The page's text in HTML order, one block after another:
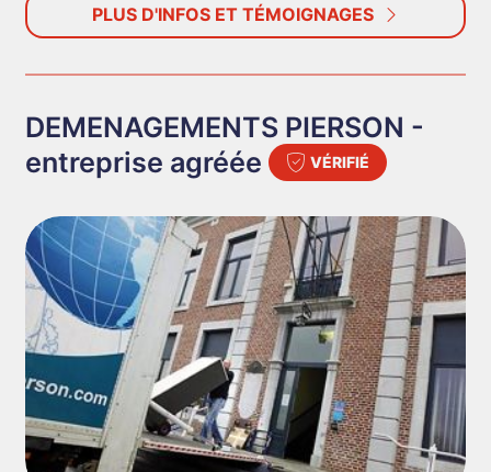
PLUS D'INFOS ET TÉMOIGNAGES
DEMENAGEMENTS PIERSON -
entreprise agréée
VÉRIFIÉ